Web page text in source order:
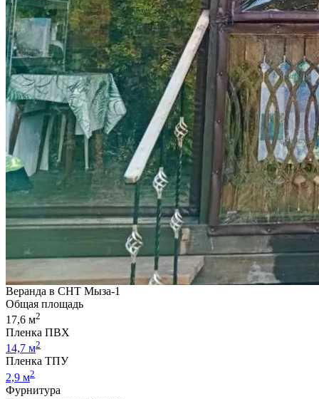
Веранда в СНТ Мыза-1
Общая площадь
17,6 м2
Пленка ПВХ
14,7 м2
Пленка ТПУ
2,9 м2
Фурнитура